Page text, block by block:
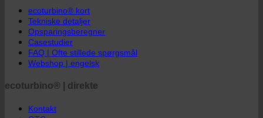
ecoturbino® kort
Tekniske detaljer
Opsparingsberegner
Casestudier
FAQ | Ofte stillede spørgsmål